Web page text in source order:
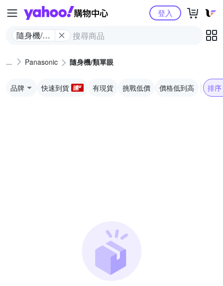
Yahoo購物中心
隨身機/類
登入
Panasonic 隨身機/類單眼
品牌 快速到貨 有現貨 挑戰低價 價格低到高 排序